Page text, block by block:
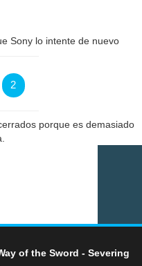
Sony lo intente de nuevo
2
porque es demasiado
of the Sword - Severing